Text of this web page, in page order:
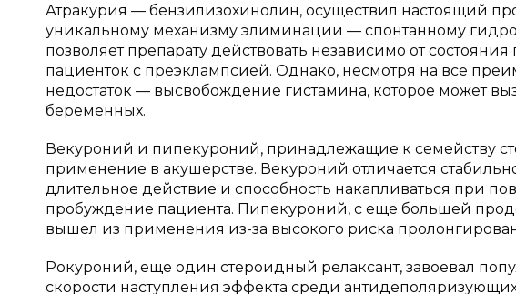
Атракурия — бензилизохинолин, осуществил настоящий
уникальному механизму элиминации — спонтанному
позволяет препарату действовать независимо от
пациенток с преэклампсией. Однако, несмотря на все
недостаток — высвобождение гистамина, которое может
беременных.
Векуроний и пипекуроний, принадлежащие к семейству
применение в акушерстве. Векуроний отличается
длительное действие и способность накапливаться при
пробуждение пациента. Пипекуроний, с еще большей
вышел из применения из-за высокого риска
Рокуроний, еще один стероидный релаксант, завоевал
скорости наступления эффекта среди